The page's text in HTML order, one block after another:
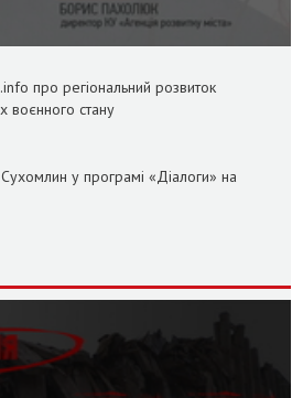
про регіональний розвиток
стану
у програмі «Діалоги» на